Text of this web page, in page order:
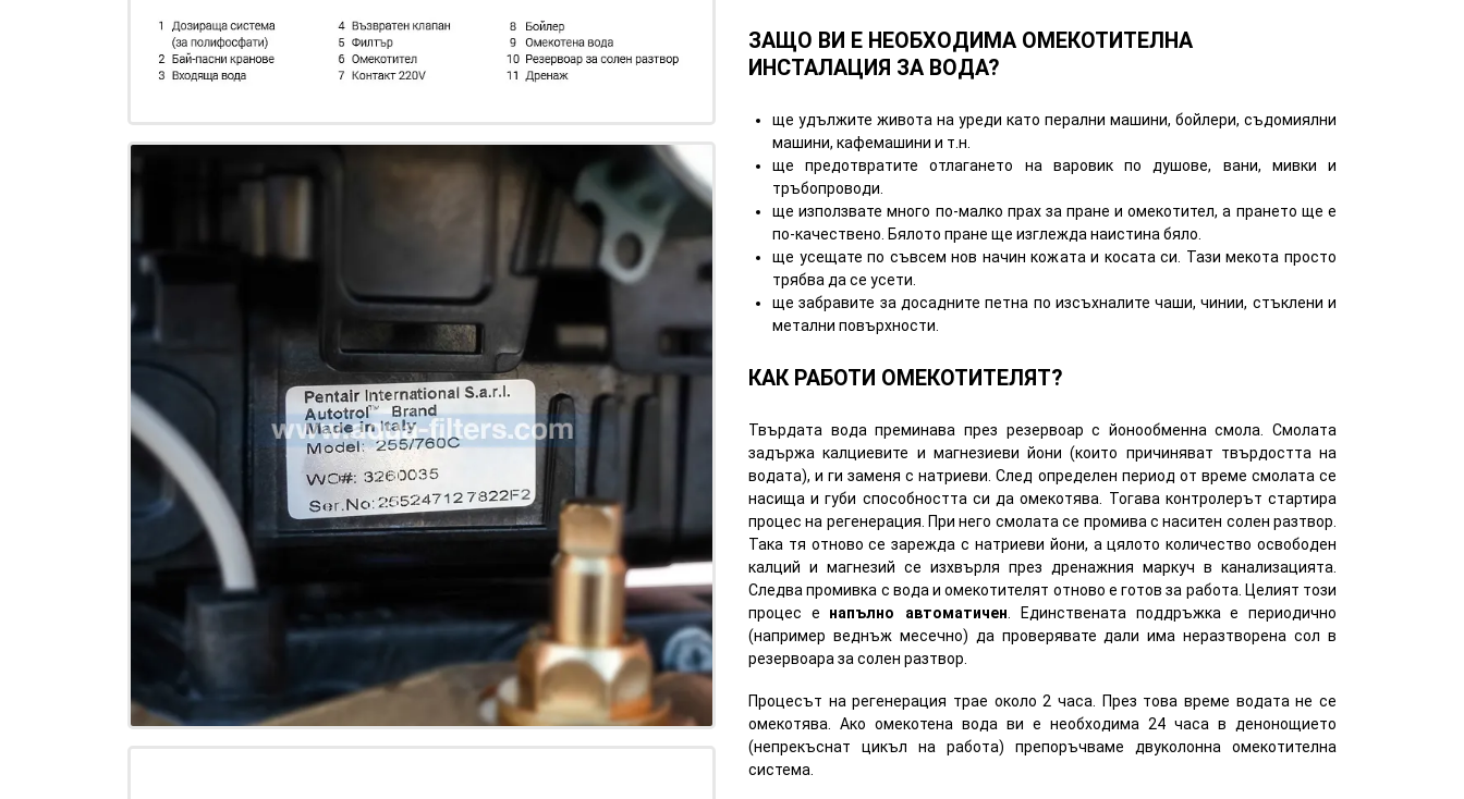
ЗАЩО ВИ Е НЕОБХОДИМА ОМЕКОТИТЕЛНА
ИНСТАЛАЦИЯ ЗА ВОДА?
ще удължите живота на уреди като перални машини, бойлери, съдомиялни
машини, кафемашини и т.н.
ще предотвратите отлагането на варовик по душове, вани, мивки и
тръбопроводи.
ще използвате много по-малко прах за пране и омекотител, а прането ще е
по-качествено. Бялото пране ще изглежда наистина бяло.
ще усещате по съвсем нов начин кожата и косата си. Тази мекота просто
трябва да се усети.
ще забравите за досадните петна по изсъхналите чаши, чинии, стъклени и
метални повърхности.
КАК РАБОТИ ОМЕКОТИТЕЛЯТ?
Твърдата вода преминава през резервоар с йонообменна смола. Смолата
задържа калциевите и магнезиеви йони (които причиняват твърдостта на
водата), и ги заменя с натриеви. След определен период от време смолата се
насища и губи способността си да омекотява. Тогава контролерът стартира
процес на регенерация. При него смолата се промива с наситен солен разтвор.
Така тя отново се зарежда с натриеви йони, а цялото количество освободен
калций и магнезий се изхвърля през дренажния маркуч в канализацията.
Следва промивка с вода и омекотителят отново е готов за работа. Целият този
процес е напълно автоматичен . Единствената поддръжка е периодично
(например веднъж месечно) да проверявате дали има неразтворена сол в
резервоара за солен разтвор.
Процесът на регенерация трае около 2 часа. През това време водата не се
омекотява. Ако омекотена вода ви е необходима 24 часа в денонощието
(непрекъснат цикъл на работа) препоръчваме двуколонна омекотителна
система.